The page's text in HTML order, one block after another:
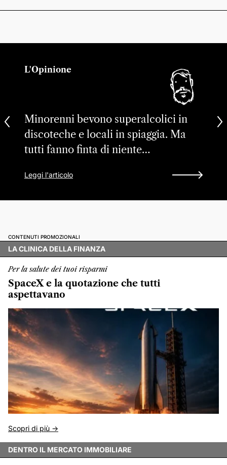
L'Opinione
Minorenni bevono superalcolici in
discoteche e locali in spiaggia. Ma
tutti fanno finta di niente…
Leggi l'articolo
CONTENUTI PROMOZIONALI
LA CLINICA DELLA FINANZA
Per la salute dei tuoi risparmi
SpaceX e la quotazione che tutti
aspettavano
Scopri di più ->
DENTRO IL MERCATO IMMOBILIARE